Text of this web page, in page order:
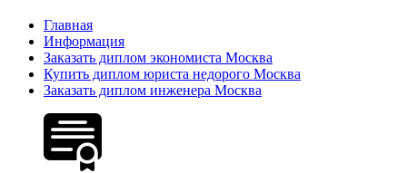
Главная
Информация
Заказать диплом экономиста Москва
Купить диплом юриста недорого Москва
Заказать диплом инженера Москва